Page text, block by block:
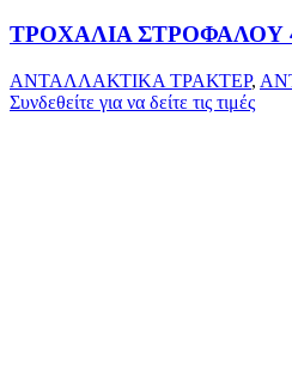
ΤΡΟΧΑΛΙΑ ΣΤΡΟΦΑΛΟΥ
ΑΝΤΑΛΛΑΚΤΙΚΑ ΤΡΑΚΤΕΡ,
Συνδεθείτε για να δείτε τις τιμές